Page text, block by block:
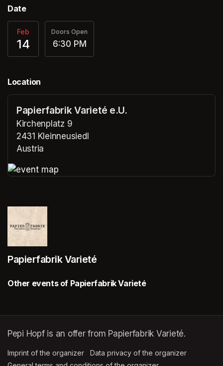
Date
Feb
14
Doors Open
6:30 PM
Location
Papierfabrik Varieté e.U.
Kirchenplatz 9
2431 Kleinneusiedl
Austria
Papierfabrik Varieté
Other events of Papierfabrik Varieté
Pepi Hopf is an offer from Papierfabrik Varieté.
Imprint of the organizer (opens in a new tab)
Data privacy of the organizer